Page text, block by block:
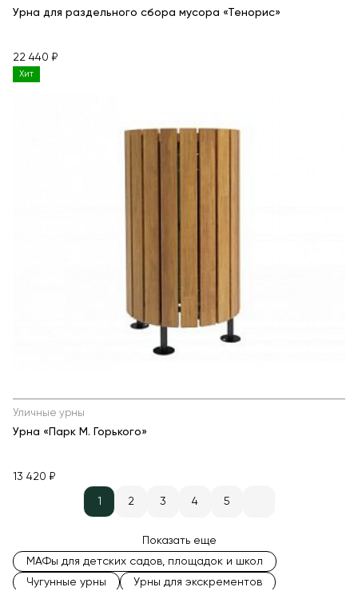
Урна для раздельного сбора мусора «Тенорис»
22 440 ₽
Хит
Уличные урны
Урна «Парк М. Горького»
13 420 ₽
1 2 3 4 5
Показать еще
МАФы для детских садов, площадок и школ
Чугунные урны
Урны для экскрементов